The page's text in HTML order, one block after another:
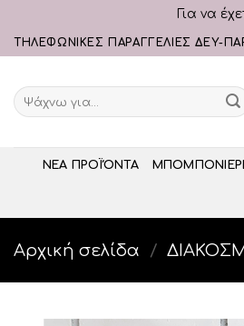
Για να
Skip
to
content
ΤΗΛΕΦΩΝΙΚΕΣ ΠΑΡΑΓΓΕΛΙΕΣ ΔΕΥ-
Αναζήτηση
για:
ΝΕΑ ΠΡΟΪΌΝΤΑ
Αρχική σελίδα /